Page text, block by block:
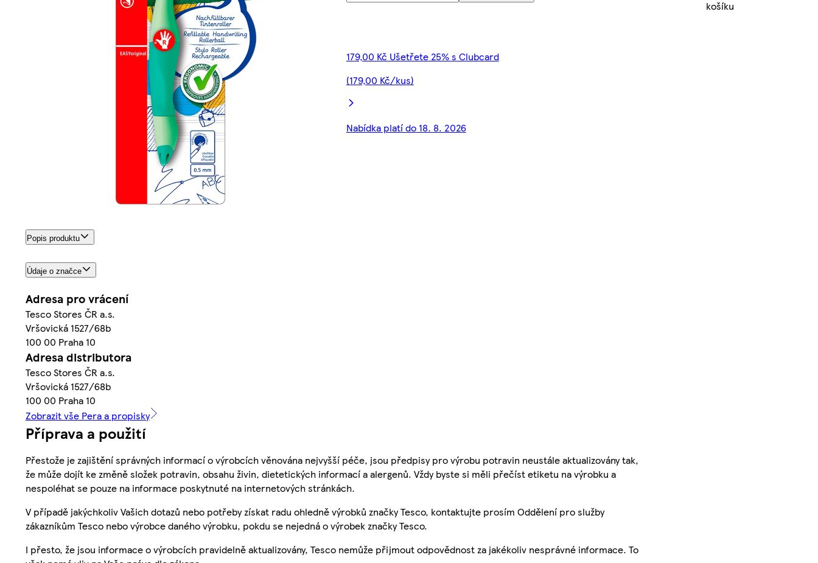
179,00 Kč Ušetřete 25% s Clubcard
(179,00 Kč/kus)
Nabídka platí do 18. 8. 2026
Popis produktu
Údaje o značce
Adresa pro vrácení
Tesco Stores ČR a.s.
Vršovická 1527/68b
100 00 Praha 10
Adresa distributora
Tesco Stores ČR a.s.
Vršovická 1527/68b
100 00 Praha 10
Zobrazit vše Pera a propisky
Příprava a použití
Přestože je zajištění správných informací o výrobcích věnována nejvyšší péče, jsou předpisy pro výrobu potravin neustále aktualizovány tak,
že může dojít ke změně složek potravin, obsahu živin, dietetických informací a alergenů. Vždy byste si měli přečíst etiketu na výrobku a
nespoléhat se pouze na informace poskytnuté na internetových stránkách.
V případě jakýchkoliv Vašich dotazů nebo potřeby získat radu ohledně výrobků značky Tesco, kontaktujte prosím Oddělení pro služby
zákazníkům Tesco nebo výrobce daného výrobku, pokdu se nejedná o výrobek značky Tesco.
I přesto, že jsou informace o výrobcích pravidelně aktualizovány, Tesco nemůže přijmout odpovědnost za jakékoliv nesprávné informace. To
košíku